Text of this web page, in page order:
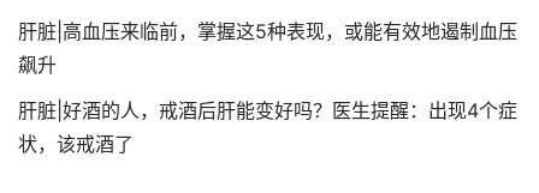
肝脏|高血压来临前，掌握这5种表现，或能有效地遏制血压
飙升
肝脏|好酒的人，戒酒后肝能变好吗？医生提醒：出现4个症
状，该戒酒了